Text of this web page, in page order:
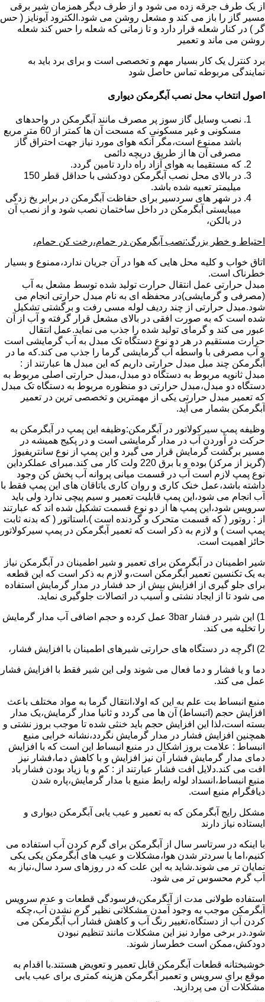
از یک طرف جرقه زده می شود و از طرف دیگر همزمان شیر برقی
مسیر گاز را باز می کند و مشعل روشن می شود.الکترود آیونایز ( حس
گر ) در کنار شعله قرار دارد و تا زمانی که شعله را حس کند شعله
روشن می ماند و تعمیر
برد کنترل یک کار بسیار مهم و تخصصی است و برای برد باید به
نمایندگی مربوطه تماس حاصل شود
اصول انتخاب محل نصب آبگرمکن دیواری
نصب وسایل گاز سوز پر مصرف مانند آبگرمکن در واحدهای
مسکونی و غیر مسکونی که مسحت آن ها کمتر از 60 متر مربع
باشد ممنوع است،مگر آنکه هوای مورد نیاز جهت احتراق گاز
مصرفی آن ها از طریق دریچه دائمی
که مستقیما به هوای آزاد راه دارد تامین گردد.
در بالای محل نصب آبگرمکن دودکشی با حداقل قطر 150
میلیمتر تعبیه شده باشد.
در شهر های سردسیر برای حفاظت آبگرمکن در برابر یخ زدگی
میبایستی آبگرمکن در داخل ساختمان نصب شود و از نصب آن
در بالکن،
احتیاط و خطر بزرگ:نصب آبگرمکن در حمام،رخت کن حمام،
اتاق خواب و کلیه محل هایی که هوا در آن جریان ندارد،ممنوع و بسیار
خطرناک است.
مبدل حرارتی عمل انتقال حرارت تولید شده توسط مشعل به آب
(مصرفی و گرمایشی)در محفظه ای به نام مبدل حرارتی انجام می
شود.مبدل حرارتی از چند ردیف لوله مسی رفت و برگشتی تشکیل
شده است که به صورت افقی در بالای مشعل قرار گرفته و آب از آن
عبور می کند و گرمای تولید شده را جذب می نماید.عمل انتقال
حرارت مستقیم در هر دو نوع دستگاه تک مبدل به آب گرمایشی است
و آب مصرفی با واسطه آب گرمایشی گرما را جذب می کند.که ما در
آبگرمکن چند مبل مبدل حرارتی داریم که این مبدل ها عبارتند از :
مبدل ثانویه مربوط به دستگاه دو مبدل،مبدل حرارتی اصلی مربوط به
دستگاه دو مبدل،مبدل حرارتی دو منظوره مربوط به دستگاه تک مبدل
که تعمیر مبدل حرارتی یکی از مهمترین و تخصصی ترین در تعمیر
آبگرمکن بشمار می آید.
وظیفه پمپ سیرکولاتور در آبگرمکن:وظیفه این پمپ در آبگرمکن به
حرکت در آوردن آب در مدار گرمایشی است و در پکیج همیشه در
مسیر برگشت گرمایش قرار می گیرد و این پمپ از نوع سانتریفیوژ
(گریز از مرکز) بوده و با برق 220 ولت کار می کند.مبرای عملکرداین
نوع پمپ لازم است آب در قسمت میانی پروانه آب پخش کن وجود
داشته باشد،عمل خنک کاری و روان کاری یاتاقان های این پمپ فقط با
آب انجام می شود،این پمپ قابلیت تعمیر و سیم پیچی ندارد ولی باید
سرویس شود،این پمپ ها از دو نوع قسمت تشکیل شده اند که عبارتند
از : روتور ( که قسمت متحرک و گردنده است )،استاتور ( که بدنه ثابت
پمپ است ) و لازم به ذکر است که تعمیر آبگرمکن در پمپ سیرکولاتور
حائز اهمیت است.
شیر اطمینان در آبگرمکن برای تعمیر و شیر اطمینان در آبگرمکن نیاز
به یک تکنسین تعمیر آبگرمکن است،و لازم به ذکر است که این قطعه
برای جلو گیری از افزایش بیش از حد فشار در مدار گرمایش استفاده
می شود تا از ایجاد نشتی و آسیب در اتصالات جلوگیری نماید.
1) این شیر در فشار 3bar عمل کرده و حجم اضافی آب مدار گرمایش
را تخلیه می کند.
2) اگرچه در دستگاه های حرارتی شیرهای اطمینان با افزایش فشار،
دما و یا فشار و دما فعال می شوند ولی این شیر فقط با افزایش فشار
عمل می کند.
منبع انبساط بت علم به این که اولا،انتقال گرما به مواد مختلف باعث
افزایش حجم (اتبساط) آن ها می گردد و ثانیا مدار گرمایش،یک مدار
بسته است،لذا این افزایش حجم باید خنثی شده تا موجب بروز نشتی و
همچنین افزایش فشار در مدار گرمایش نگردد،نشانه خرابی منبع
انبساط : علامت بروز اشکال در منبع انبساط این است که با افزایش
دمای مدار گرمایش فشار آن نیز افزایش و با کاهش دما،فشار نیز
افت می کند.دلایل افت فشار عبارتند از : کم و یا زیاد بودن فشار باد
منبع انبساط،انسداد لوله رابط منبع با مدار گرمایش،پاره شدن
دیافگرام منبع است.
مشکل رایج آبگرمکن که به تعمیر و عیب یابی آبگرمکن دیواری و
ایستاده نیاز دارند
با اینکه در سرتاسر سال از آبگرمکن برای گرم کردن آب استفاده می
کنیم،اما با سردتر شدن هوا،مشکلات و عیب های آبگرمکن یکی یکی
نمایان تر می شوند.شاید به این علت که در روزهای سرد سال،نیاز به
آب گرم محسوس تر می شود.
استفاده طولانی مدت از آبگرمکن،فرسودگی قطعات و عدم سرویس
آبگرمکن موجب به وجود آمدن مشکلاتی نظیر گرم نشدن آب،چکه
کردن آب از دستگاه،تغییر رنگ آب و کاهش فشار آب آبگرمکن می
شود.در برخی موارد نیز این مشکلات مانند تنظیم نبودن
دودکش،ممکن است خطرساز شوند.
خوشبختانه قطعات آبگرمکن قابل تعمیر و تعویض هستند.با اقدام به
موقع برای سرویس و تعمیر آبگرمکن هزینه کمتری برای عیب یابی
مشکلات آن می پردازید.